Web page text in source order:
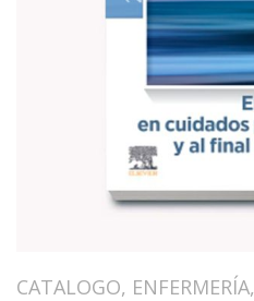
CATALOGO, ENFERMERÍA,